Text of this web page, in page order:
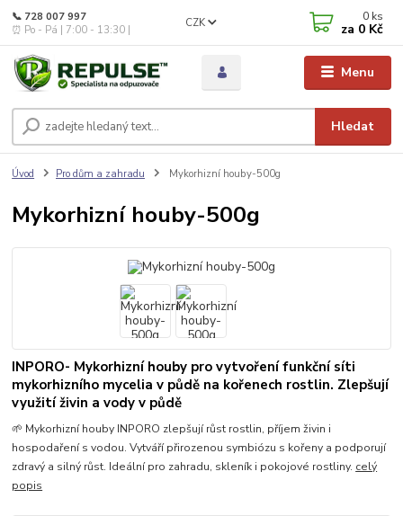
Menu
CZK
Hledat
📞 728 007 997
⏰ Po - Pá | 7:00 - 13:30 |
0 ks
za 0 Kč
Úvod Pro dům a zahradu Mykorhizní houby-500g
Mykorhizní houby-500g
INPORO- Mykorhizní houby pro vytvoření funkční síti
mykorhizního mycelia v půdě na kořenech rostlin. Zlepšují
využití živin a vody v půdě
🌱 Mykorhizní houby INPORO zlepšují růst rostlin, příjem živin i
hospodaření s vodou. Vytváří přirozenou symbiózu s kořeny a podporují
zdravý a silný růst. Ideální pro zahradu, skleník i pokojové rostliny. celý
popis